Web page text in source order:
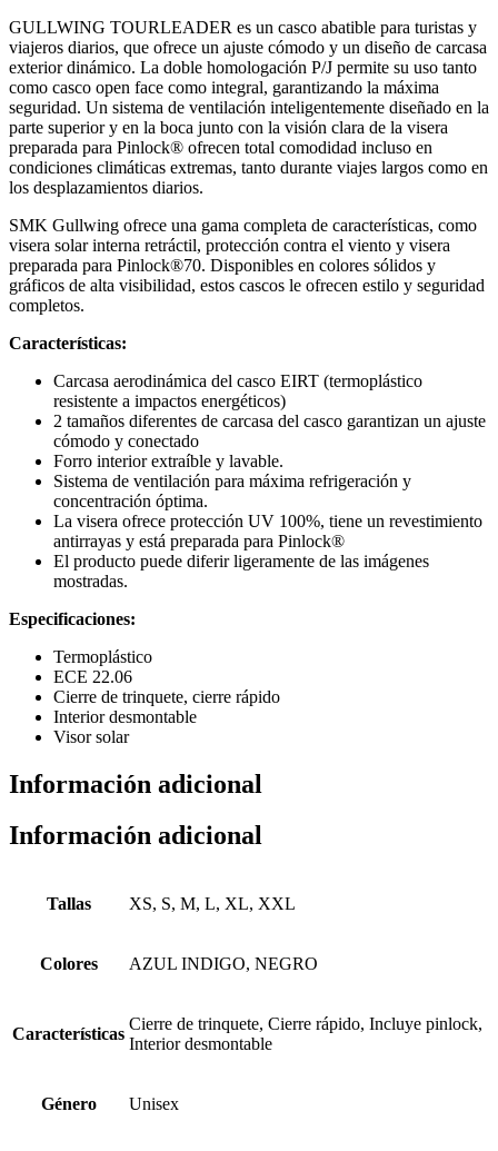
GULLWING TOURLEADER es un casco abatible para turistas y
viajeros diarios, que ofrece un ajuste cómodo y un diseño de carcasa
exterior dinámico. La doble homologación P/J permite su uso tanto
como casco open face como integral, garantizando la máxima
seguridad. Un sistema de ventilación inteligentemente diseñado en la
parte superior y en la boca junto con la visión clara de la visera
preparada para Pinlock® ofrecen total comodidad incluso en
condiciones climáticas extremas, tanto durante viajes largos como en
los desplazamientos diarios.
SMK Gullwing ofrece una gama completa de características, como
visera solar interna retráctil, protección contra el viento y visera
preparada para Pinlock®70. Disponibles en colores sólidos y
gráficos de alta visibilidad, estos cascos le ofrecen estilo y seguridad
completos.
Características:
Carcasa aerodinámica del casco EIRT (termoplástico
resistente a impactos energéticos)
2 tamaños diferentes de carcasa del casco garantizan un ajuste
cómodo y conectado
Forro interior extraíble y lavable.
Sistema de ventilación para máxima refrigeración y
concentración óptima.
La visera ofrece protección UV 100%, tiene un revestimiento
antirrayas y está preparada para Pinlock®
El producto puede diferir ligeramente de las imágenes
mostradas.
Especificaciones:
Termoplástico
ECE 22.06
Cierre de trinquete, cierre rápido
Interior desmontable
Visor solar
Información adicional
Información adicional
Tallas XS, S, M, L, XL, XXL
Colores AZUL INDIGO, NEGRO
Características
Cierre de trinquete, Cierre rápido, Incluye pinlock,
Interior desmontable
Género Unisex